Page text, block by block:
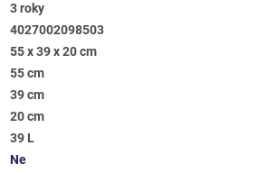
3 roky
4027002098503
55 x 39 x 20 cm
55 cm
39 cm
20 cm
39 L
Ne